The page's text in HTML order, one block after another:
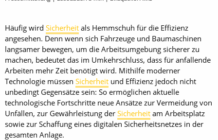
Häufig wird Sicherheit als Hemmschuh für die Effizienz
angesehen. Denn wenn sich Fahrzeuge und Baumaschinen
langsamer bewegen, um die Arbeitsumgebung sicherer zu
machen, bedeutet das im Umkehrschluss, dass für anfallende
Arbeiten mehr Zeit benötigt wird. Mithilfe moderner
Technologie müssen Sicherheit und Effizienz jedoch nicht
unbedingt Gegensätze sein: So ermöglichen aktuelle
technologische Fortschritte neue Ansätze zur Vermeidung von
Unfällen, zur Gewährleistung der Sicherheit am Arbeitsplatz
sowie zur Schaffung eines digitalen Sicherheitsnetzes in der
gesamten Anlage.